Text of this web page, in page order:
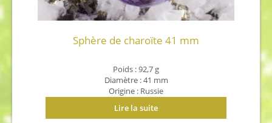
Sphère de charoïte 41 mm
Poids : 92,7 g
Diamètre : 41 mm
Origine : Russie
Lire la suite